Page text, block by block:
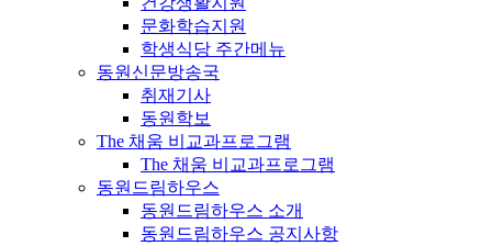
문화학습지원
학생식당 주간메뉴
동원신문방송국
취재기사
동원학보
The 채움 비교과프로그램
The 채움 비교과프로그램
동원드림하우스
동원드림하우스 소개
동원드림하우스 공지사항